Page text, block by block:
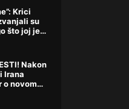
Krici
su
što joj je
Nakon
Irana
o novom